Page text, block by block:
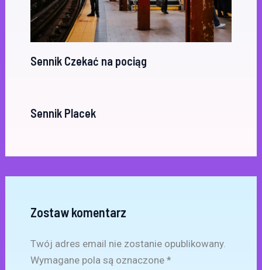
Sennik Czekać na pociąg
Sennik Placek
Zostaw komentarz
Twój adres email nie zostanie opublikowany.
Wymagane pola są oznaczone *